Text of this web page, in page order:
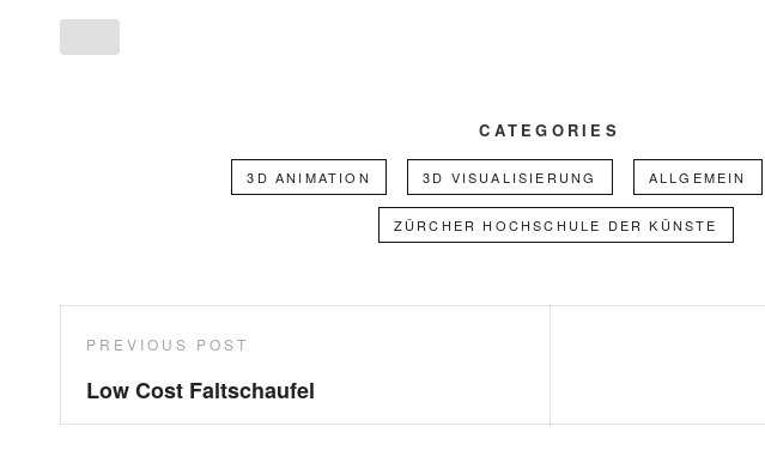
CATEGORIES
3D ANIMATION 3D VISUALISIERUNG ALLGEMEIN
ZÜRCHER HOCHSCHULE DER KÜNSTE
Beitragsnavigation
Previous
Post
PREVIOUS POST
Low Cost Faltschaufel